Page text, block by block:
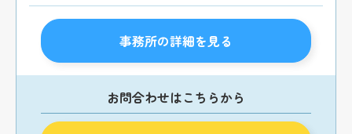
事務所の詳細を見る
お問合わせはこちらから